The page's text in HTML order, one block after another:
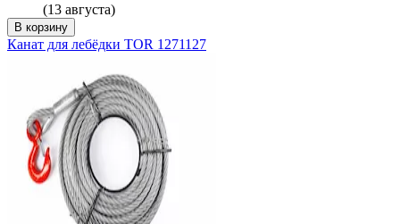
(13 августа)
В корзину
Канат для лебёдки TOR 1271127